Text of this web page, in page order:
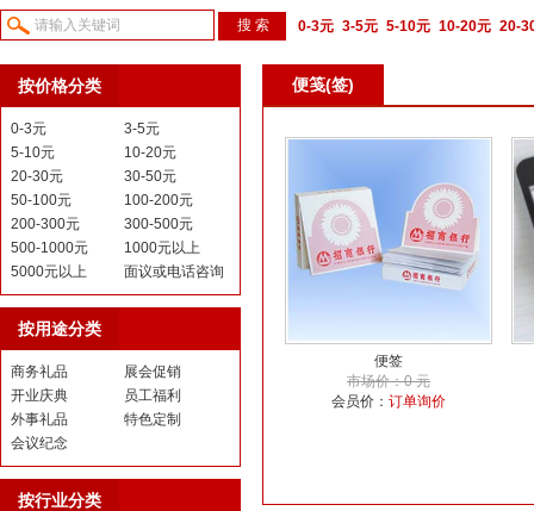
0-3元 3-5元 5-10元 10-20元 20-
议或电话咨询
按价格分类
0-3元
3-5元
5-10元
10-20元
20-30元
30-50元
50-100元
100-200元
200-300元
300-500元
500-1000元
1000元以上
5000元以上
面议或电话咨询
按用途分类
商务礼品
展会促销
开业庆典
员工福利
外事礼品
特色定制
会议纪念
按行业分类
便笺(签)
便签
市场价：0 元
会员价： 订单询价